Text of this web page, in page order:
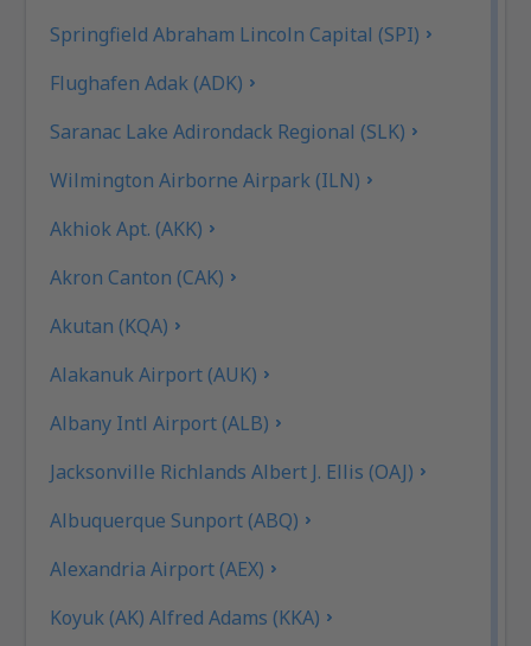
Springfield Abraham Lincoln Capital (SPI)
Flughafen Adak (ADK)
Saranac Lake Adirondack Regional (SLK)
Wilmington Airborne Airpark (ILN)
Akhiok Apt. (AKK)
Akron Canton (CAK)
Akutan (KQA)
Alakanuk Airport (AUK)
Albany Intl Airport (ALB)
Jacksonville Richlands Albert J. Ellis (OAJ)
Albuquerque Sunport (ABQ)
Alexandria Airport (AEX)
Koyuk (AK) Alfred Adams (KKA)